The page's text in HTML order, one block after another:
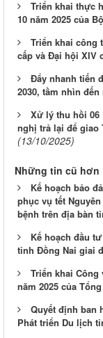
Triển khai thực
10 năm 2025 của
Triển khai công
cấp và Đại hội XIV
Đẩy nhanh tiến
2030, tầm nhìn đến
Xử lý thu hồi 06
nghị trả lại để giao
(13/10/2025)
Những tin cũ hơn
Kế hoạch bảo
phục vụ tết
bệnh trên địa bàn
Kế hoạch đầu
tỉnh Đồng Nai giai
Triển khai Công
năm 2025 của
Quyết định ban
Phát triển Du lịch